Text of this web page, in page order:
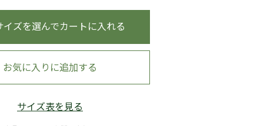
イズを選んでカートに入れる
お気に入りに追加する
サイズ表を見る